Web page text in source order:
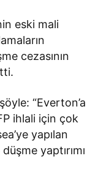
eski mali
cezasının
“Everton’a
ihlali için çok
yapılan
yaptırımı